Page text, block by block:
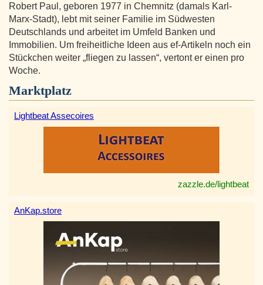
Robert Paul, geboren 1977 in Chemnitz (damals Karl-
Marx-Stadt), lebt mit seiner Familie im Südwesten
Deutschlands und arbeitet im Umfeld Banken und
Immobilien. Um freiheitliche Ideen aus ef-Artikeln noch ein
Stückchen weiter „fliegen zu lassen“, vertont er einen pro
Woche.
Marktplatz
Lightbeat Assecoires
zazzle.de/lightbeat
AnKap.store